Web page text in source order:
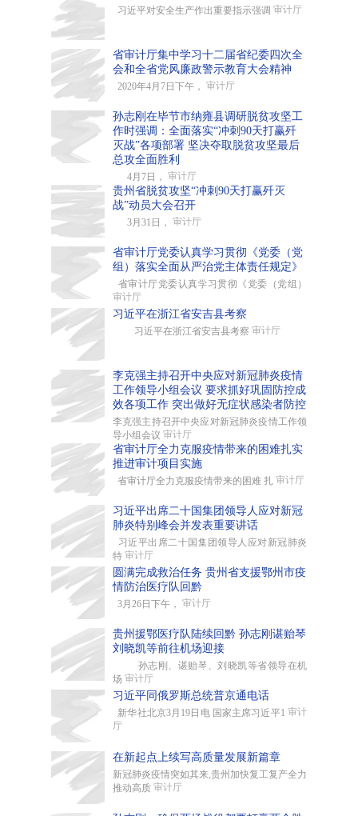
习近平对安全生产作出重要指示强调 审计厅
省审计厅集中学习十二届省纪委四次全
会和全省党风廉政警示教育大会精神
2020年4月7日下午， 审计厅
孙志刚在毕节市纳雍县调研脱贫攻坚工
作时强调：全面落实“冲刺90天打赢歼
灭战”各项部署 坚决夺取脱贫攻坚最后
总攻全面胜利
4月7日， 审计厅
贵州省脱贫攻坚“冲刺90天打赢歼灭
战”动员大会召开
3月31日， 审计厅
省审计厅党委认真学习贯彻《党委（党
组）落实全面从严治党主体责任规定》
省审计厅党委认真学习贯彻《党委（党组）
审计厅
习近平在浙江省安吉县考察
习近平在浙江省安吉县考察 审计厅
李克强主持召开中央应对新冠肺炎疫情
工作领导小组会议 要求抓好巩固防控成
效各项工作 突出做好无症状感染者防控
李克强主持召开中央应对新冠肺炎疫情工作领
导小组会议 审计厅
省审计厅全力克服疫情带来的困难扎实
推进审计项目实施
省审计厅全力克服疫情带来的困难 扎 审计厅
习近平出席二十国集团领导人应对新冠
肺炎特别峰会并发表重要讲话
习近平出席二十国集团领导人应对新冠肺炎
特 审计厅
圆满完成救治任务 贵州省支援鄂州市疫
情防治医疗队回黔
3月26日下午， 审计厅
贵州援鄂医疗队陆续回黔 孙志刚谌贻琴
刘晓凯等前往机场迎接
孙志刚、谌贻琴、刘晓凯等省领导在机
场 审计厅
习近平同俄罗斯总统普京通电话
新华社北京3月19日电 国家主席习近平1 审计
厅
在新起点上续写高质量发展新篇章
新冠肺炎疫情突如其来,贵州加快复工复产全力
推动高质 审计厅